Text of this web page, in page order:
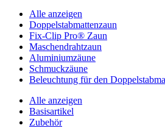
Alle anzeigen
Doppelstabmattenzaun
Fix-Clip Pro® Zaun
Maschendrahtzaun
Aluminiumzäune
Schmuckzäune
Beleuchtung für den
Alle anzeigen
Basisartikel
Zubehör